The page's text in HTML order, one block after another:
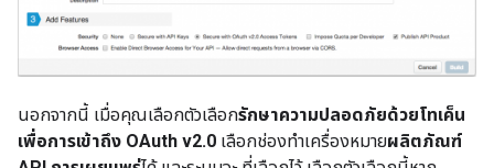
นอกจากนี้ เมื่อคุณเลือกตัวเลือกรักษาความปลอดภัยด้วยโทเค็น
เพื่อการเข้าถึง OAuth v2.0 เลือกช่องทำเครื่องหมายผลิตภัณฑ์